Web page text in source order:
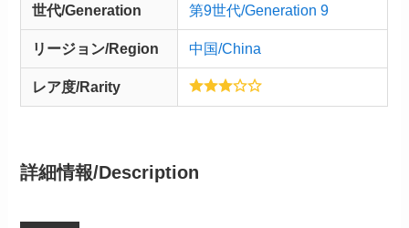
世代/Generation 第9世代/Generation 9
リージョン/Region 中国/China
レア度/Rarity
詳細情報/Description